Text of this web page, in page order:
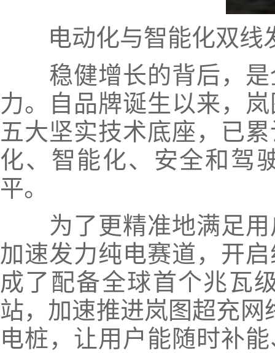
电动化与智能化双线
稳健增长的背后，是
力。自品牌诞生以来，
五大坚实技术底座，已
化、智能化、安全和驾
平。
为了更精准地满足用
加速发力纯电赛道，开
成了配备全球首个兆瓦
站，加速推进岚图超充网
电桩，让用户能随时补